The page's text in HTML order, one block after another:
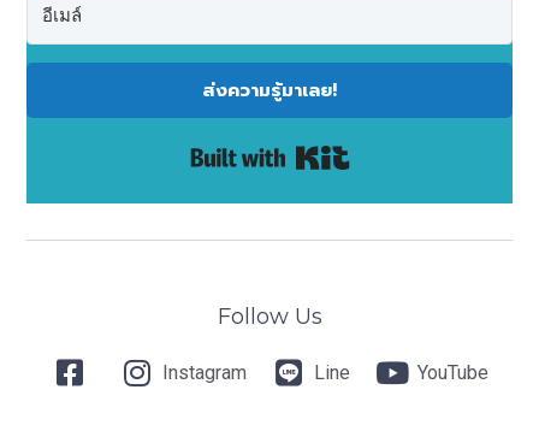
ส่งความรู้มาเลย!
Follow Us
Instagram Line YouTube